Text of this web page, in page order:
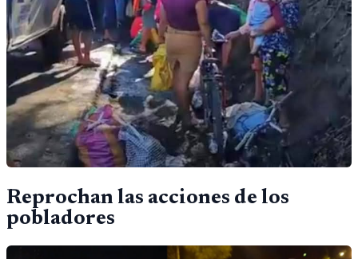
Reprochan las acciones de los
pobladores